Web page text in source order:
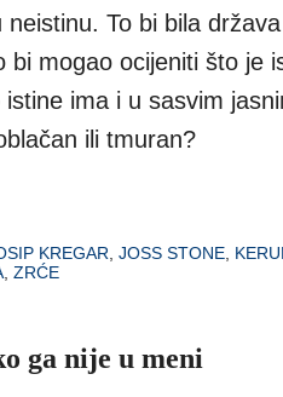
neistinu. To bi bila
bi mogao ocijeniti što je
istine ima i u sasvim
ili tmuran?
KREGAR JOSS STONE
ZRĆE
ga nije u meni